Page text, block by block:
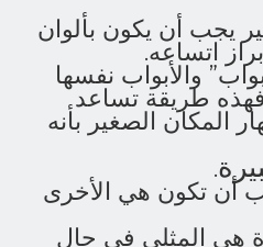
يجب أن يكون بألوان
اتساعه.
والأبواب نفسها
طريقة تساعد
المكان الصغير بأنه
.
أن تكون هي الأخرى
هي المثلى في حال